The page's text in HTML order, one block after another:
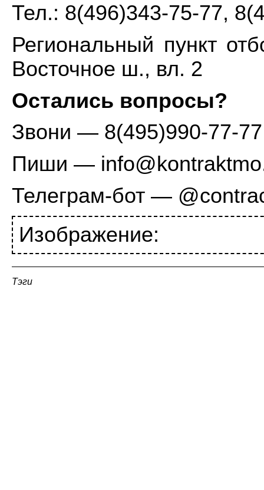
Тел.: 8(496)343-75-77,
Региональный пункт
Восточное ш., вл. 2
Остались вопросы?
Звони — 8(495)990-77-77
Пиши —
Телеграм-бот —
Изображение:
Тэги